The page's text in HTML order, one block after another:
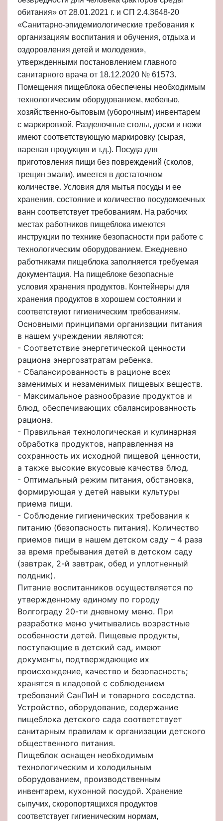
обитания» от 28.01.2021 г. и СП 2.4.3648-20
«Санитарно-эпидемиологические требования к
организациям воспитания и обучения, отдыха и
оздоровления детей и молодежи»,
утвержденными постановлением главного
санитарного врача от 18.12.2020 № 61573.
Помещения пищеблока обеспечены необходимым
технологическим оборудованием, мебелью,
хозяйственно-бытовым (уборочным) инвентарем
с маркировкой. Разделочные столы, доски и ножи
имеют соответствующую маркировку (сырая,
вареная продукция и т.д.). Посуда для
приготовления пищи без повреждений (сколов,
трещин эмали), имеется в достаточном
количестве. Условия для мытья посуды и ее
хранения, состояние и количество посудомоечных
ванн соответствует требованиям. На рабочих
местах работников пищеблока имеются
инструкции по технике безопасности при работе с
технологическим оборудованием. Ежедневно
работниками пищеблока заполняется требуемая
документация. На пищеблоке безопасные
условия хранения продуктов. Контейнеры для
хранения продуктов в хорошем состоянии и
соответствуют гигиеническим требованиям.
Основными принципами организации питания
в нашем учреждении являются:
- Соответствие энергетической ценности
рациона энергозатратам ребенка.
- Сбалансированность в рационе всех
заменимых и незаменимых пищевых веществ.
- Максимальное разнообразие продуктов и
блюд, обеспечивающих сбалансированность
рациона.
- Правильная технологическая и кулинарная
обработка продуктов, направленная на
сохранность их исходной пищевой ценности,
а также высокие вкусовые качества блюд.
- Оптимальный режим питания, обстановка,
формирующая у детей навыки культуры
приема пищи.
- Соблюдение гигиенических требования к
питанию (безопасность питания). Количество
приемов пищи в нашем детском саду – 4 раза
за время пребывания детей в детском саду
(завтрак, 2-й завтрак, обед и уплотненный
полдник).
Питание воспитанников осуществляется по
утвержденному единому по городу
Волгограду 20-ти дневному меню. При
разработке меню учитывались возрастные
особенности детей. Пищевые продукты,
поступающие в детский сад, имеют
документы, подтверждающие их
происхождение, качество и безопасность;
хранятся в кладовой с соблюдением
требований СанПиН и товарного соседства.
Устройство, оборудование, содержание
пищеблока детского сада соответствует
санитарным правилам к организации детского
общественного питания.
Пищеблок оснащен необходимым
технологическим и холодильным
оборудованием, производственным
инвентарем, кухонной посудой. Хранение
сыпучих, скоропортящихся продуктов
соответствует гигиеническим нормам,